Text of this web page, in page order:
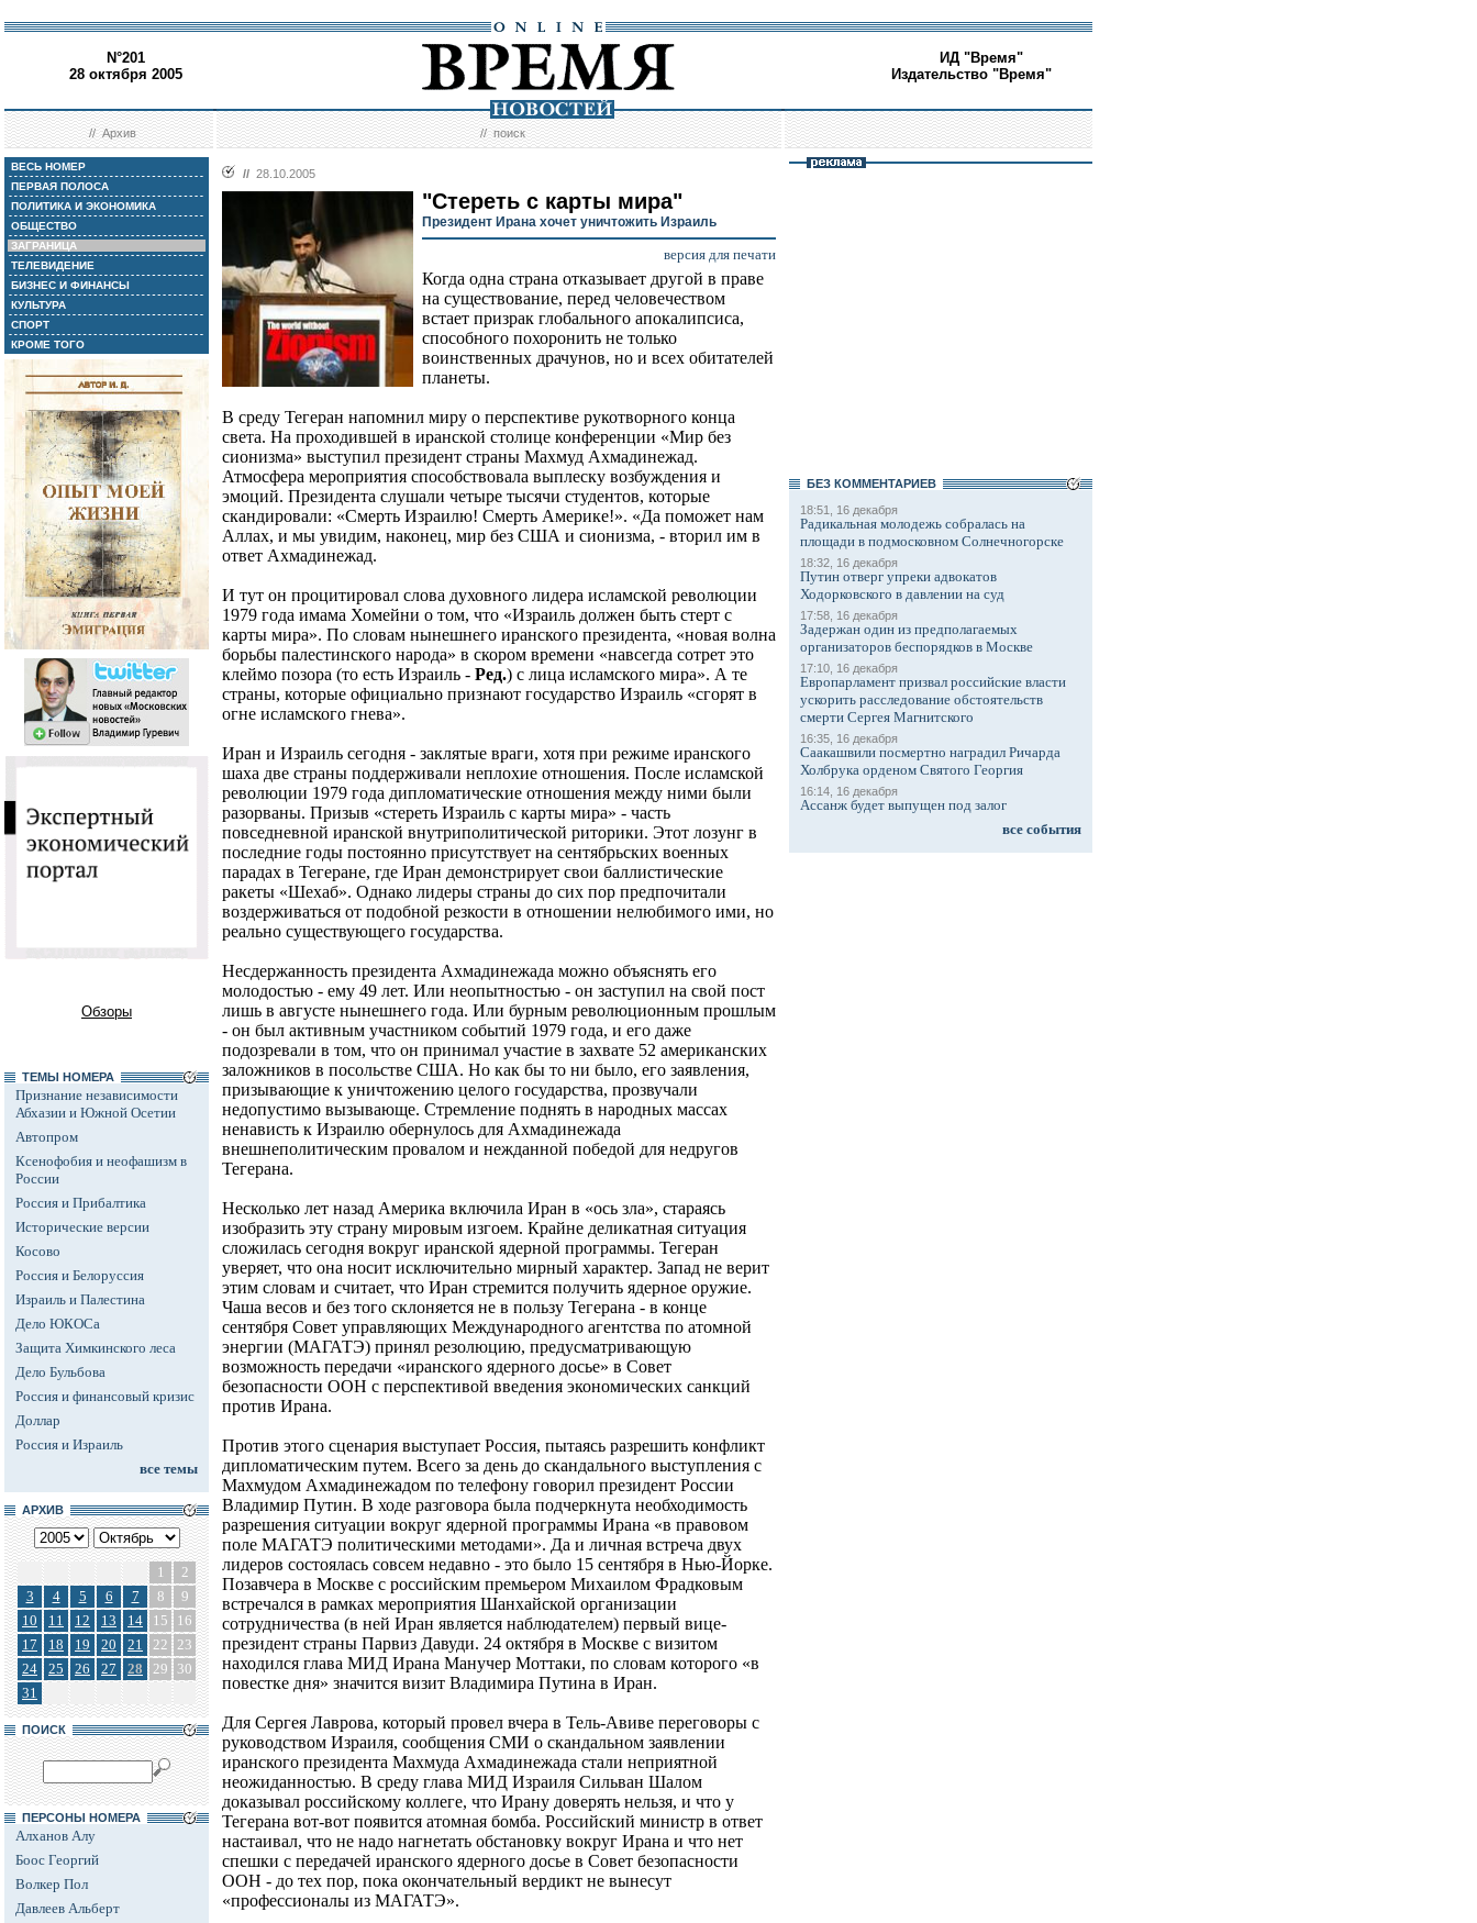
N°201
28 октября 2005
ИД "Время"
Издательство "Время"
//Архив //поиск
ВЕСЬ НОМЕР
ПЕРВАЯ ПОЛОСА
ПОЛИТИКА И ЭКОНОМИКА
ОБЩЕСТВО
ЗАГРАНИЦА
ТЕЛЕВИДЕНИЕ
БИЗНЕС И ФИНАНСЫ
КУЛЬТУРА
СПОРТ
КРОМЕ ТОГО
Обзоры
ТЕМЫ НОМЕРА
Признание независимости
Абхазии и Южной Осетии
Автопром
Ксенофобия и неофашизм в
России
Россия и Прибалтика
Исторические версии
Косово
Россия и Белоруссия
Израиль и Палестина
Дело ЮКОСа
Защита Химкинского леса
Дело Бульбова
Россия и финансовый кризис
Доллар
Россия и Израиль
все темы
АРХИВ
1
2
3
4 5 6 7 8
9
10
11 12 13 14 15
16
17
18 19 20 21 22 23
24
25 26 27 28 29
30
31
ПОИСК
ПЕРСОНЫ НОМЕРА
Алханов Алу
Боос Георгий
Волкер Пол
Давлеев Альберт
// 28.10.2005
"Стереть с карты мира"
Президент Ирана хочет уничтожить Израиль
версия для печати
Когда одна страна отказывает другой в праве
на существование, перед человечеством
встает призрак глобального апокалипсиса,
способного похоронить не только
воинственных драчунов, но и всех обитателей
планеты.
В среду Тегеран напомнил миру о перспективе рукотворного конца
света. На проходившей в иранской столице конференции «Мир без
сионизма» выступил президент страны Махмуд Ахмадинежад.
Атмосфера мероприятия способствовала выплеску возбуждения и
эмоций. Президента слушали четыре тысячи студентов, которые
скандировали: «Смерть Израилю! Смерть Америке!». «Да поможет нам
Аллах, и мы увидим, наконец, мир без США и сионизма, - вторил им в
ответ Ахмадинежад.
И тут он процитировал слова духовного лидера исламской революции
1979 года имама Хомейни о том, что «Израиль должен быть стерт с
карты мира». По словам нынешнего иранского президента, «новая волна
борьбы палестинского народа» в скором времени «навсегда сотрет это
клеймо позора (то есть Израиль - Ред.) с лица исламского мира». А те
страны, которые официально признают государство Израиль «сгорят в
огне исламского гнева».
Иран и Израиль сегодня - заклятые враги, хотя при режиме иранского
шаха две страны поддерживали неплохие отношения. После исламской
революции 1979 года дипломатические отношения между ними были
разорваны. Призыв «стереть Израиль с карты мира» - часть
повседневной иранской внутриполитической риторики. Этот лозунг в
последние годы постоянно присутствует на сентябрьских военных
парадах в Тегеране, где Иран демонстрирует свои баллистические
ракеты «Шехаб». Однако лидеры страны до сих пор предпочитали
воздерживаться от подобной резкости в отношении нелюбимого ими, но
реально существующего государства.
Несдержанность президента Ахмадинежада можно объяснять его
молодостью - ему 49 лет. Или неопытностью - он заступил на свой пост
лишь в августе нынешнего года. Или бурным революционным прошлым
- он был активным участником событий 1979 года, и его даже
подозревали в том, что он принимал участие в захвате 52 американских
заложников в посольстве США. Но как бы то ни было, его заявления,
призывающие к уничтожению целого государства, прозвучали
недопустимо вызывающе. Стремление поднять в народных массах
ненависть к Израилю обернулось для Ахмадинежада
внешнеполитическим провалом и нежданной победой для недругов
Тегерана.
Несколько лет назад Америка включила Иран в «ось зла», стараясь
изобразить эту страну мировым изгоем. Крайне деликатная ситуация
сложилась сегодня вокруг иранской ядерной программы. Тегеран
уверяет, что она носит исключительно мирный характер. Запад не верит
этим словам и считает, что Иран стремится получить ядерное оружие.
Чаша весов и без того склоняется не в пользу Тегерана - в конце
сентября Совет управляющих Международного агентства по атомной
энергии (МАГАТЭ) принял резолюцию, предусматривающую
возможность передачи «иранского ядерного досье» в Совет
безопасности ООН с перспективой введения экономических санкций
против Ирана.
Против этого сценария выступает Россия, пытаясь разрешить конфликт
дипломатическим путем. Всего за день до скандального выступления с
Махмудом Ахмадинежадом по телефону говорил президент России
Владимир Путин. В ходе разговора была подчеркнута необходимость
разрешения ситуации вокруг ядерной программы Ирана «в правовом
поле МАГАТЭ политическими методами». Да и личная встреча двух
лидеров состоялась совсем недавно - это было 15 сентября в Нью-Йорке.
Позавчера в Москве с российским премьером Михаилом Фрадковым
встречался в рамках мероприятия Шанхайской организации
сотрудничества (в ней Иран является наблюдателем) первый вице-
президент страны Парвиз Давуди. 24 октября в Москве с визитом
находился глава МИД Ирана Манучер Моттаки, по словам которого «в
повестке дня» значится визит Владимира Путина в Иран.
Для Сергея Лаврова, который провел вчера в Тель-Авиве переговоры с
руководством Израиля, сообщения СМИ о скандальном заявлении
иранского президента Махмуда Ахмадинежада стали неприятной
неожиданностью. В среду глава МИД Израиля Сильван Шалом
доказывал российскому коллеге, что Ирану доверять нельзя, и что у
Тегерана вот-вот появится атомная бомба. Российский министр в ответ
настаивал, что не надо нагнетать обстановку вокруг Ирана и что нет
спешки с передачей иранского ядерного досье в Совет безопасности
ООН - до тех пор, пока окончательный вердикт не вынесут
«профессионалы из МАГАТЭ».
БЕЗ КОМMЕНТАРИЕВ
18:51, 16 декабря
Радикальная молодежь собралась на
площади в подмосковном Солнечногорске
18:32, 16 декабря
Путин отверг упреки адвокатов
Ходорковского в давлении на суд
17:58, 16 декабря
Задержан один из предполагаемых
организаторов беспорядков в Москве
17:10, 16 декабря
Европарламент призвал российские власти
ускорить расследование обстоятельств
смерти Сергея Магнитского
16:35, 16 декабря
Саакашвили посмертно наградил Ричарда
Холбрука орденом Святого Георгия
16:14, 16 декабря
Ассанж будет выпущен под залог
все события